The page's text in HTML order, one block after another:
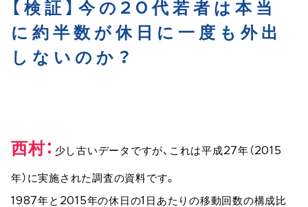
【検証】今の20代若者は本当
に約半数が休日に一度も外出
しないのか？
西村 少し古いデータですが、これは平成27年（2015
年）に実施された調査の資料です。
1987年と2015年の休日の1日あたりの移動回数の構成比